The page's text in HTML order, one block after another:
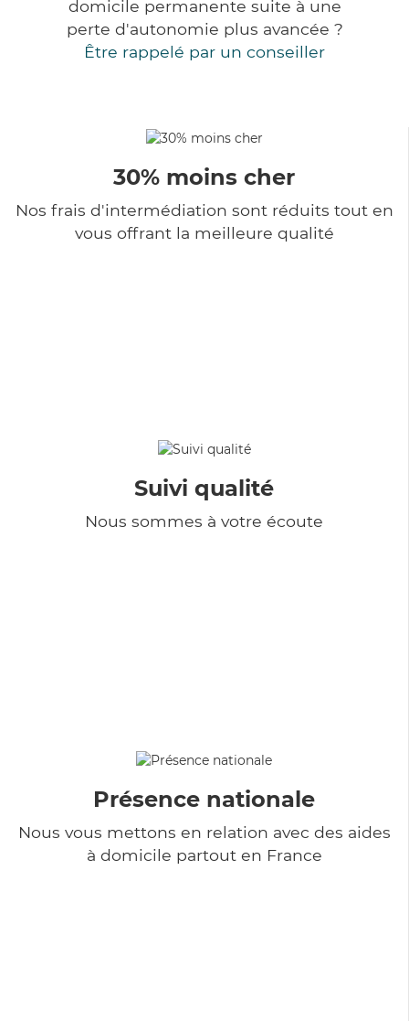
domicile permanente suite à une
perte d'autonomie plus avancée ?
Être rappelé par un conseiller
30% moins cher
Nos frais d'intermédiation sont réduits tout en
vous offrant la meilleure qualité
Suivi qualité
Nous sommes à votre écoute
Présence nationale
Nous vous mettons en relation avec des aides
à domicile partout en France